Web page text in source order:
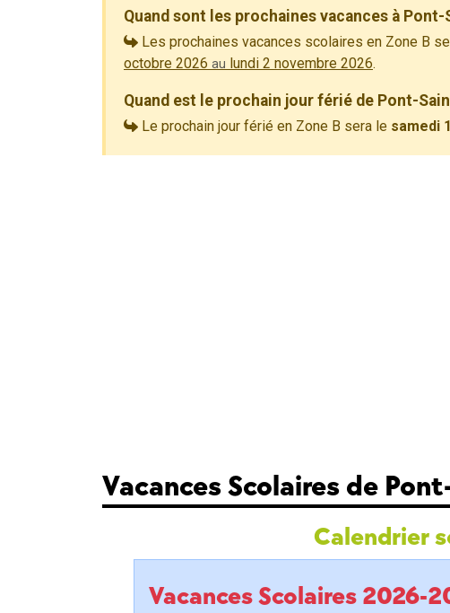
Quand sont les prochaines vacances à
Les prochaines vacances scolaires en Zone B
octobre 2026 au lundi 2 novembre 2026.
Quand est le prochain jour férié de Pont-
Le prochain jour férié en Zone B sera le samedi
Vacances Scolaires de
Calendrier
Vacances Scolaires 2026-